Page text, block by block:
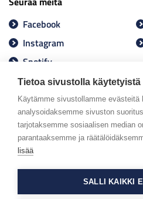
Tietoa sivustolla käytetyistä
Käytämme sivustollamme evästeitä
analysoidaksemme sivuston
tarjotaksemme sosiaalisen median
parantaaksemme ja
lisää
SALLI KAIKKI
Facebook
Instagram
Spotify